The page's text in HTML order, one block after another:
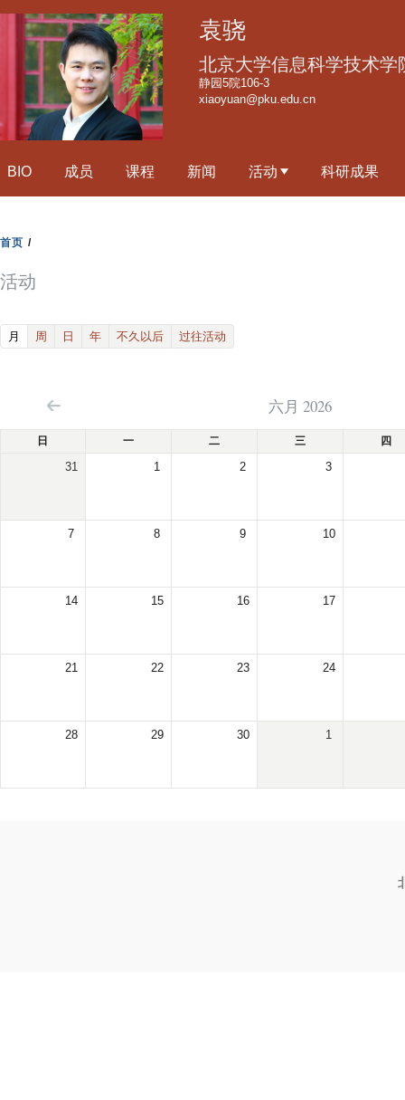
到
内
袁骁
北京大学信息科学技术学
静园5院106-3
xiaoyuan@pku.edu.cn
BIO 成员 课程 新闻 活动 科研成果
首页 /
活动
月 (active tab)
周 日 年 不久以后 过往活动
六月 2026
日 一 二 三 四
31 1 2 3
7 8 9 10
14 15 16 17
21 22 23 24
28 29 30 1